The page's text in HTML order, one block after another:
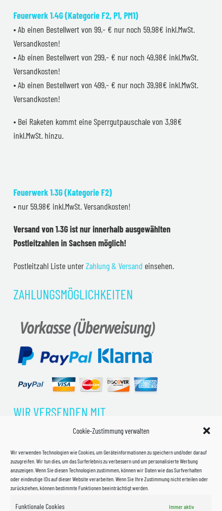
Cookie-Zustimmung verwalten
Wir verwenden Technologien wie Cookies, um Geräteinformationen zu speichern und/oder darauf
zuzugreifen. Wir tun dies, um das Surferlebnis zu verbessern und um personalisierte Werbung
anzuzeigen. Wenn Sie diesen Technologien zustimmen, können wir Daten wie das Surfverhalten
oder eindeutige IDs auf dieser Website verarbeiten. Wenn Sie Ihre Zustimmung nicht erteilen oder
zurückziehen, können bestimmte Funktionen beeinträchtigt werden.
Funktionale Cookies Immer aktiv
Feuerwerk 1.4G (Kategorie F2, P1, PM1)
• Ab einen Bestellwert von 99,- € nur noch 59,98€ inkl.MwSt.
Versandkosten!
• Ab einen Bestellwert von 299,- € nur noch 49,98€ inkl.MwSt.
Versandkosten!
• Ab einen Bestellwert von 499,- € nur noch 39,98€ inkl.MwSt.
Versandkosten!
• Bei Raketen kommt eine Sperrgutpauschale von 3,98€
inkl.MwSt. hinzu.
Feuerwerk 1.3G (Kategorie F2)
• nur 59,98€ inkl.MwSt. Versandkosten!
Versand von 1.3G ist nur innerhalb ausgewählten
Postleitzahlen in Sachsen möglich!
Postleitzahl Liste unterZahlung & Versand einsehen.
ZAHLUNGSMÖGLICHKEITEN
WIR VERSENDEN MIT